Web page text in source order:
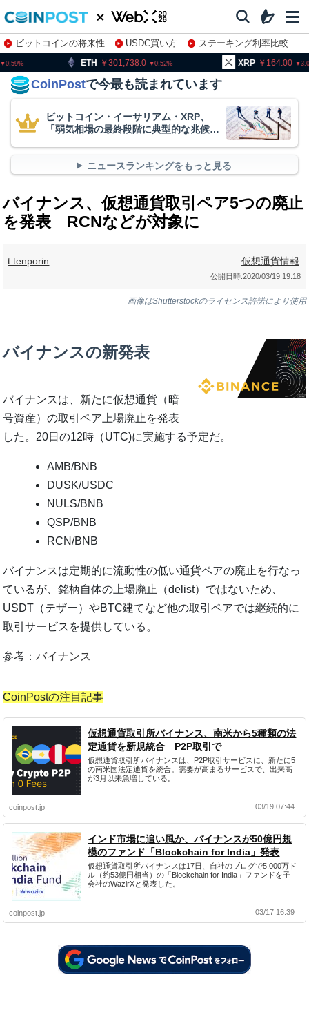
ビットコインの将来性 USDC買い方
ステーキング利率比較
株特集・関連銘柄
301,738.0 0.52 XRP
CoinPostで今最も読まれています
ビットコイン・イーサリアム・XRP、
「弱気相場の最終段階に典型的な兆候」
ニュースランキングをもっと見る
バイナンス、仮想通貨取引ペア5つの廃止
を発表 RCNなどが対象に
t.tenporin 仮想通貨情報
公開日時:2020/03/19 19:18
画像はShutterstockのライセンス許諾により使用
バイナンスの新発表
バイナンスは、新たに仮想通貨（暗
号資産）の取引ペア上場廃止を発表
した。20日の12時（UTC)に実施する予定だ。
AMB/BNB
DUSK/USDC
NULS/BNB
QSP/BNB
RCN/BNB
バイナンスは定期的に流動性の低い通貨ペアの廃止を行なっ
ているが、銘柄自体の上場廃止（delist）ではないため、
USDT（テザー）やBTC建てなど他の取引ペアでは継続的に
取引サービスを提供している。
参考：バイナンス
CoinPostの注目記事
仮想通貨取引所バイナンス、南米から5種類の法
定通貨を新規統合 P2P取引で
仮想通貨取引所バイナンスは、P2P取引サービスに、新たに5
の南米国法定通貨を統合。需要が高まるサービスで、出来高
が3月以来急増している。
coinpost.jp 03/19 07:44
インド市場に追い風か、バイナンスが50億円規
模のファンド「Blockchain for India」発表
仮想通貨取引所バイナンスは17日、自社のブログで5,000万ド
ル（約53億円相当）の「Blockchain for India」ファンドを子
会社のWazirXと発表した。
coinpost.jp 03/17 16:39